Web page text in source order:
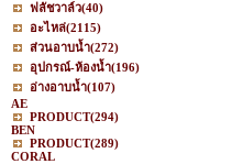
ฟลัชวาล์ว(40)
อะไหล่(2115)
ส่วนอาบน้ำ(272)
อุปกรณ์-ห้องน้ำ(196)
อ่างอาบน้ำ(107)
AE
PRODUCT(294)
BEN
PRODUCT(289)
CORAL